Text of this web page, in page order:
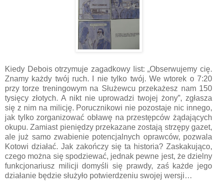
Kiedy Debois otrzymuje zagadkowy list: „Obserwujemy cię.
Znamy każdy twój ruch. I nie tylko twój. We wtorek o 7:20
przy torze treningowym na Służewcu przekażesz nam 150
tysięcy złotych. A nikt nie uprowadzi twojej żony”, zgłasza
się z nim na milicję. Porucznikowi nie pozostaje nic innego,
jak tylko zorganizować obławę na przestępców żądających
okupu. Zamiast pieniędzy przekazane zostają strzępy gazet,
ale już samo zwabienie potencjalnych oprawców, pozwala
Kotowi działać. Jak zakończy się ta historia? Zaskakująco,
czego można się spodziewać, jednak pewne jest, że dzielny
funkcjonariusz milicji domyśli się prawdy, zaś każde jego
działanie będzie służyło potwierdzeniu swojej wersji…